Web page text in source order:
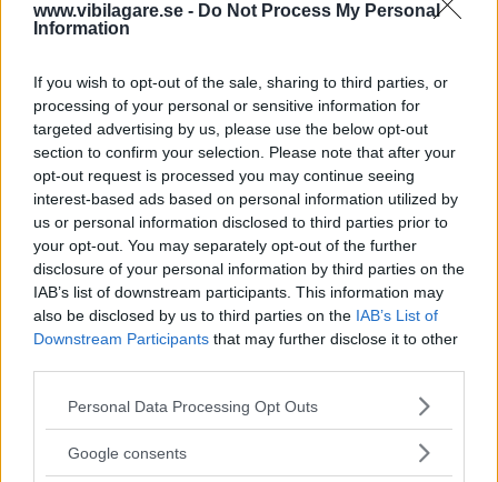
www.vibilagare.se - Do Not Process My Personal
Information
If you wish to opt-out of the sale, sharing to third parties, or
processing of your personal or sensitive information for
targeted advertising by us, please use the below opt-out
section to confirm your selection. Please note that after your
opt-out request is processed you may continue seeing
interest-based ads based on personal information utilized by
us or personal information disclosed to third parties prior to
your opt-out. You may separately opt-out of the further
disclosure of your personal information by third parties on the
IAB’s list of downstream participants. This information may
also be disclosed by us to third parties on the IAB’s List of
Downstream Participants that may further disclose it to other
Please note that this website/app uses one or more Google
not limited to your visit or usage behaviour. You may click to
Personal Data Processing Opt Outs
Google consents
Kia utmanar i kombiklassen – blir omkörd
av ”gamlingen”
Nykomlingen fälls av en besvärande nackdel.